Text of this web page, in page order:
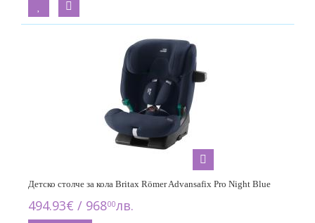
Детско столче за кола Britax Römer Advansafix Pro Night Blue
494.93€ / 96800лв.